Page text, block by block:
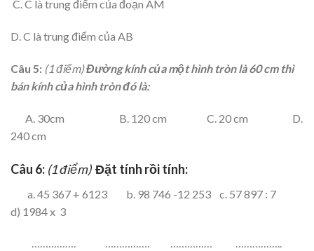
C. C là trung điểm của đoạn AM
D. C là trung điểm của AB
Câu 5: (1 điểm)Đường kính củamộthình tròn là 60 cm thì
bán kính của hình trònđólà:
A. 30cm B. 120 cm C. 20 cm D.
240 cm
Câu 6: (1 điểm)Đặt tính rồi tính:
a. 45 367 + 6123 b. 98 746 -12 253 c. 57 897 : 7
d) 1984 x 3
……………. ……………. …………… ……………..